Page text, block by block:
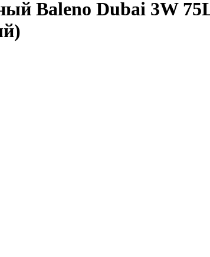
Baleno Dubai 3W